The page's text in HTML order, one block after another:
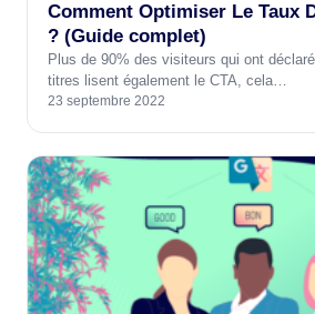
Comment Optimiser Le Taux
? (Guide complet)
Plus de 90% des visiteurs qui ont
titres lisent également le CTA, cela…
23 septembre 2022